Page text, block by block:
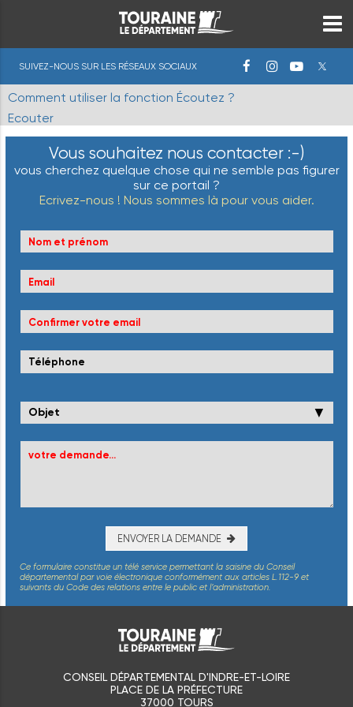
SUIVEZ-NOUS SUR LES RÉSEAUX SOCIAUX
Comment utiliser la fonction Écoutez ?
Ecouter
Vous souhaitez nous contacter :-)
vous cherchez quelque chose qui ne semble pas figurer
sur ce portail ?
Ecrivez-nous ! Nous sommes là pour vous aider.
▼
ENVOYER LA DEMANDE
Ce formulaire constitue un télé service permettant la saisine du Conseil
départemental par voie électronique conformément aux articles L.112-9 et
suivants du Code des relations entre le public et l’administration.
CONSEIL DÉPARTEMENTAL D'INDRE-ET-LOIRE
PLACE DE LA PRÉFECTURE
37000 TOURS